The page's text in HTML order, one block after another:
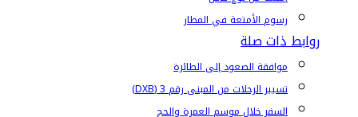
رسوم الأمتعة في المطار
روابط ذات صلة
موافقة الصعود إلى الطائرة
تسيير الرحلات من المبنى رقم 3 (DXB)
السفر خلال موسم العمرة والحج